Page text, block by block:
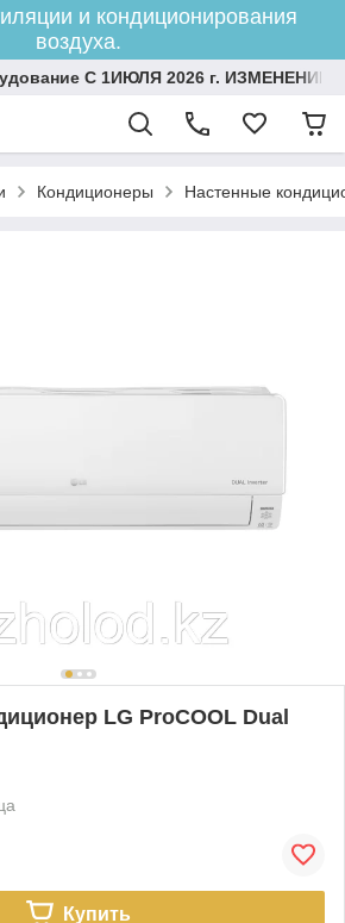
и кондиционирования
воздуха.
С 1ИЮЛЯ 2026 г.
Кондиционеры Настенные
LG ProCOOL Dual
Купить